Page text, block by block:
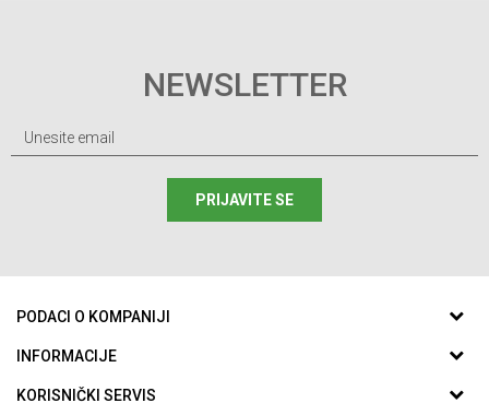
NEWSLETTER
PRIJAVITE SE
PODACI O KOMPANIJI
ABC SPORTING d.o.o.
INFORMACIJE
O nama
KORISNIČKI SERVIS